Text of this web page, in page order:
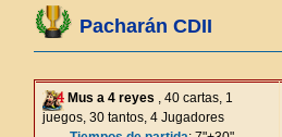
Pacharán CDII
Mus a 4 reyes , 40 cartas, 1
juegos, 30 tantos, 4 Jugadores